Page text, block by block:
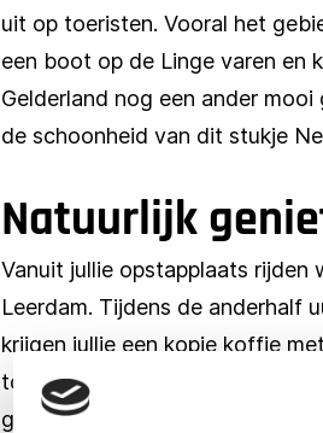
uit op toeristen. Vooral het
een boot op de Linge varen en
Gelderland nog een ander
de schoonheid van dit stukje
Natuurlijk
Vanuit jullie opstapplaats rijden
Leerdam. Tijdens de anderhalf
krijgen jullie een kopje koffie
touringcar en rijden we naar
goed diner.